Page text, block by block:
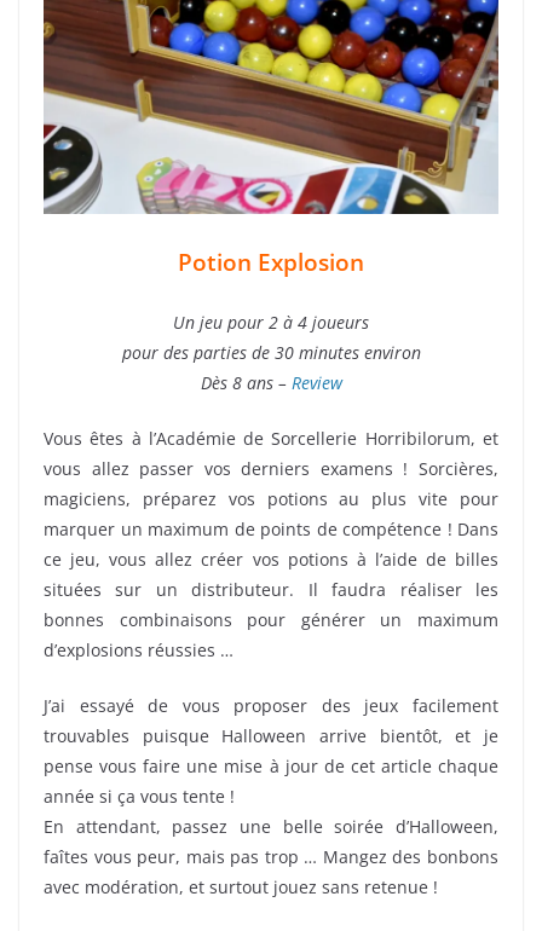
Potion Explosion
Un jeu pour 2 à 4 joueurs
pour des parties de 30 minutes environ
Dès 8 ans – Review
Vous êtes à l’Académie de Sorcellerie Horribilorum, et
vous allez passer vos derniers examens ! Sorcières,
magiciens, préparez vos potions au plus vite pour
marquer un maximum de points de compétence ! Dans
ce jeu, vous allez créer vos potions à l’aide de billes
situées sur un distributeur. Il faudra réaliser les
bonnes combinaisons pour générer un maximum
d’explosions réussies …
J’ai essayé de vous proposer des jeux facilement
trouvables puisque Halloween arrive bientôt, et je
pense vous faire une mise à jour de cet article chaque
année si ça vous tente !
En attendant, passez une belle soirée d’Halloween,
faîtes vous peur, mais pas trop … Mangez des bonbons
avec modération, et surtout jouez sans retenue !